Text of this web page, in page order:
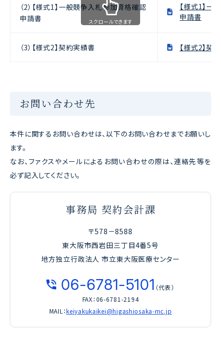
（2）【様式1】一般競争入札参加資格確認
申請書
【様式1】
申請書
（3）【様式2】契約実績書 【様式2】契
スクロールできます
お問い合わせ先
本件に関するお問い合わせは、以下のお問い合わせまでお願いし
ます。
なお、ファクスやメールによるお問い合わせの際は、連絡先等を
必ず記入してください。
事務局 契約会計課
〒578－8588
東大阪市西岩田三丁目4番5号
地方独立行政法人 市立東大阪医療センター
06-6781-5101 （代表）
FAX：06-6781-2194
MAIL：keiyakukaikei@higashiosaka-mc.jp